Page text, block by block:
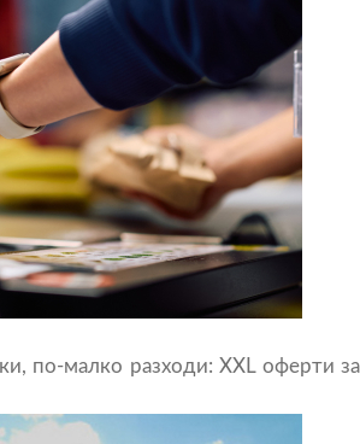
по-малко разходи: XXL оферти за